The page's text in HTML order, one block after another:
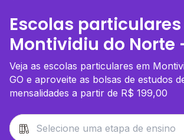
Escolas
Montividiu do Norte
Veja as escolas particulares em
GO e aproveite as bolsas de estudos
mensalidades a partir de R$ 199,00